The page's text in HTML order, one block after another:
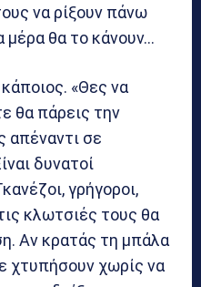
να ρίξουν πάνω
μέρα θα το κάνουν…
«Θες να
θα πάρεις την
απέναντι σε
δυνατοί
γρήγοροι,
κλωτσιές τους θα
Αν κρατάς τη μπάλα
χτυπήσουν χωρίς να